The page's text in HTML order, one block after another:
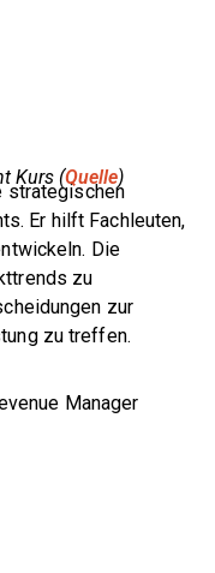
Kurs (Quelle)
strategischen
Er hilft Fachleuten,
Die
zu
zur
zu treffen.
Manager